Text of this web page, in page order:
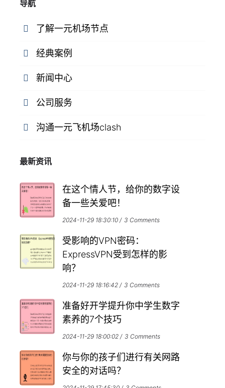
导航
了解一元机场节点
经典案例
新闻中心
公司服务
沟通一元飞机场clash
最新资讯
在这个情人节，给你的数字设
备一些关爱吧！
2024-11-29 18:30:10 3 Comments
受影响的VPN密码：
ExpressVPN受到怎样的影
响？
2024-11-29 18:16:42 3 Comments
准备好开学提升你中学生数字
素养的7个技巧
2024-11-29 18:00:02 3 Comments
你与你的孩子们进行有关网路
安全的对话吗？